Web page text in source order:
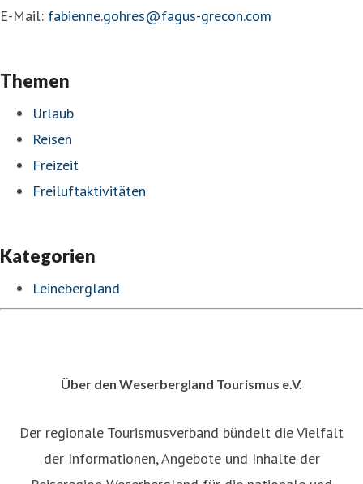
E-Mail: fabienne.gohres@fagus-grecon.com
Themen
Urlaub
Reisen
Freizeit
Freiluftaktivitäten
Kategorien
Leinebergland
Über den Weserbergland Tourismus e.V.
Der regionale Tourismusverband bündelt die Vielfalt
der Informationen, Angebote und Inhalte der